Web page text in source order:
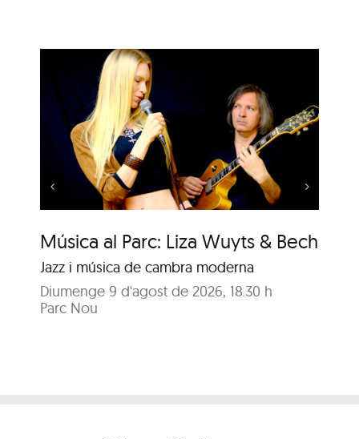
Música al Parc: Liza Wuyts & Bech
Jazz i música de cambra moderna
Diumenge 9 d'agost de 2026, 18.30 h
Parc Nou
Concert de Duet Llum
de Lluna